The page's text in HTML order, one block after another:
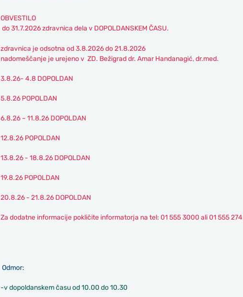
OBVESTILO
do 31.7.2026 zdravnica dela v DOPOLDANSKEM ČASU.
zdravnica je odsotna od 3.8.2026 do 21.8.2026
nadomeščanje je urejeno v ZD. Bežigrad dr. Amar Handanagić, dr.med.
3.8.26- 4.8 DOPOLDAN
5.8.26 POPOLDAN
6.8.26 – 11.8.26 DOPOLDAN
12.8.26 POPOLDAN
13.8.26 - 18.8.26 DOPOLDAN
19.8.26 POPOLDAN
20.8.26 - 21.8.26 DOPOLDAN
Za dodatne informacije pokličite informatorja na tel: 01 555 3000 ali 01 555
Odmor:
-v dopoldanskem času od 10.00 do 10.30